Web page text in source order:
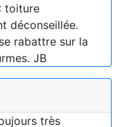
toiture
déconseillée.
rabattre sur la
JB
très